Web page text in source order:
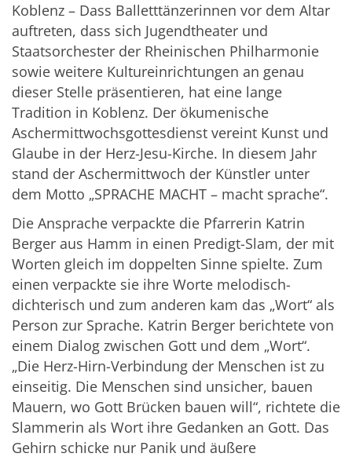
Koblenz – Dass Balletttänzerinnen vor dem Altar
auftreten, dass sich Jugendtheater und
Staatsorchester der Rheinischen Philharmonie
sowie weitere Kultureinrichtungen an genau
dieser Stelle präsentieren, hat eine lange
Tradition in Koblenz. Der ökumenische
Aschermittwochsgottesdienst vereint Kunst und
Glaube in der Herz-Jesu-Kirche. In diesem Jahr
stand der Aschermittwoch der Künstler unter
dem Motto „SPRACHE MACHT – macht sprache“.
Die Ansprache verpackte die Pfarrerin Katrin
Berger aus Hamm in einen Predigt-Slam, der mit
Worten gleich im doppelten Sinne spielte. Zum
einen verpackte sie ihre Worte melodisch-
dichterisch und zum anderen kam das „Wort“ als
Person zur Sprache. Katrin Berger berichtete von
einem Dialog zwischen Gott und dem „Wort“.
„Die Herz-Hirn-Verbindung der Menschen ist zu
einseitig. Die Menschen sind unsicher, bauen
Mauern, wo Gott Brücken bauen will“, richtete die
Slammerin als Wort ihre Gedanken an Gott. Das
Gehirn schicke nur Panik und äußere